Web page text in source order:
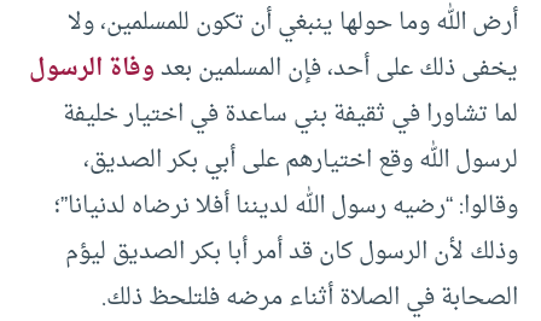
أرض الله وما حولها ينبغي أن تكون للمسلمين، ولا
يخفى ذلك على أحد، فإن المسلمين بعدوفاة الرسول
لما تشاورا في ثقيفة بني ساعدة في اختيار خليفة
لرسول الله وقع اختيارهم على أبي بكر الصديق،
وقالوا: “رضيه رسول الله لديننا أفلا نرضاه لدنيانا”؛
وذلك لأن الرسول كان قد أمر أبا بكر الصديق ليؤم
الصحابة في الصلاة أثناء مرضه فلتلحظ ذلك.